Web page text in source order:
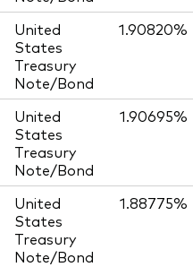
United
States
Treasury
Note/Bond
1.90820%
United
States
Treasury
Note/Bond
1.90695%
United
States
Treasury
Note/Bond
1.88775%